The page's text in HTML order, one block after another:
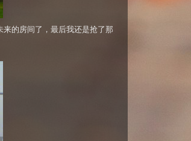
的房间了，最后我还是抢了那